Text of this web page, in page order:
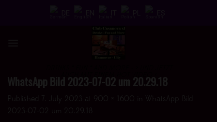
WhatsApp Bild 2023-07-02 um 20.29.18
Published 7. July 2023 at 900 × 1600
WhatsApp Bild
2023-07-02 um 20.29.18